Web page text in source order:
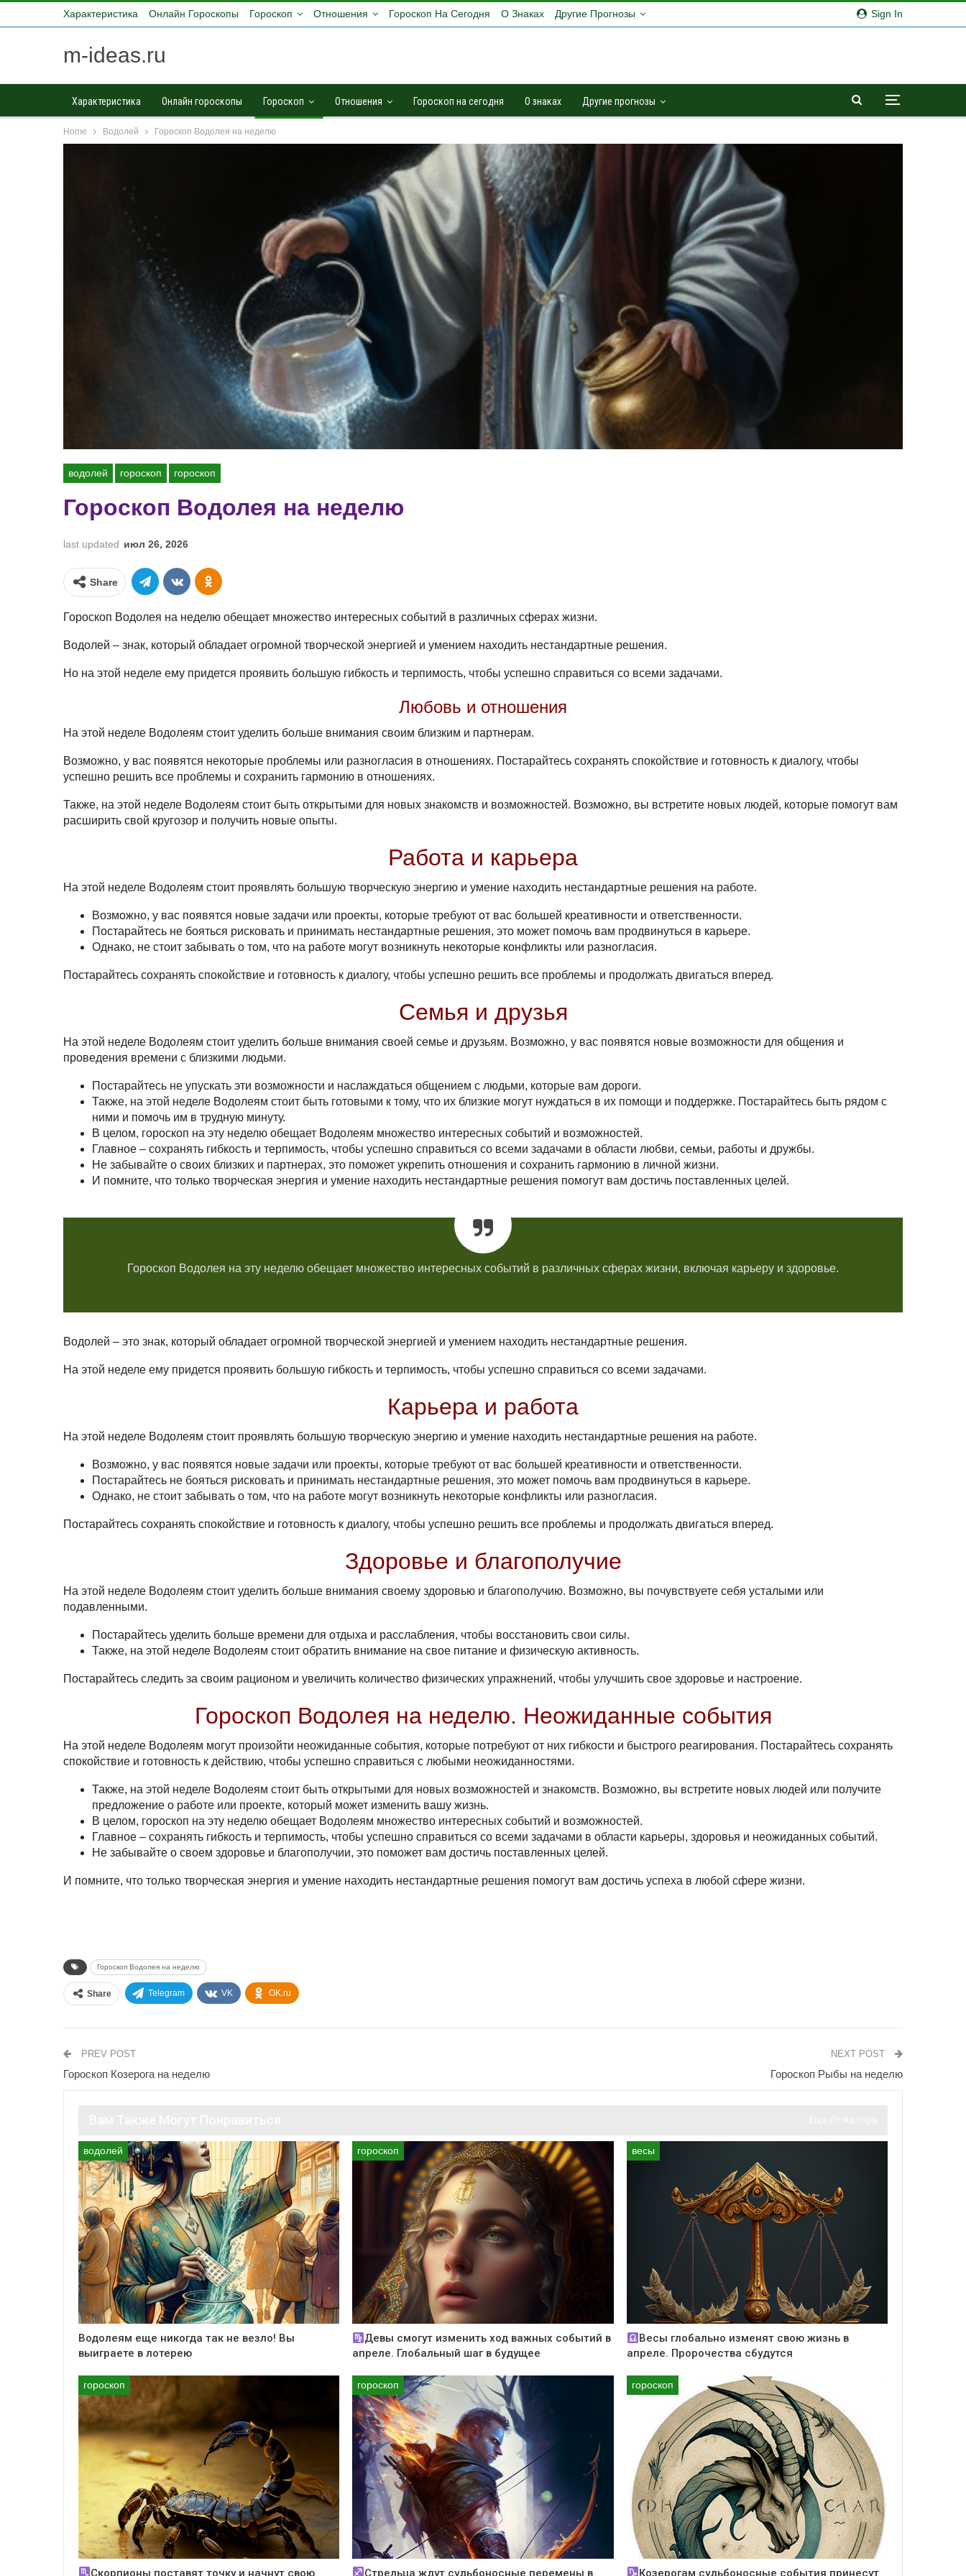
Sign In
Характеристика Онлайн Гороскопы Гороскоп Отношения Гороскоп На Сегодня О Знаках Другие Прогнозы
m-ideas.ru
Характеристика Онлайн гороскопы Гороскоп Отношения Гороскоп на сегодня О знаках Другие прогнозы
Home Водолей Гороскоп Водолея на неделю
водолей гороскоп гороскоп
Гороскоп Водолея на неделю
last updated июл 26, 2026
Share
Гороскоп Водолея на неделю обещает множество интересных событий в различных сферах жизни.
Водолей – знак, который обладает огромной творческой энергией и умением находить нестандартные решения.
Но на этой неделе ему придется проявить большую гибкость и терпимость, чтобы успешно справиться со всеми задачами.
Любовь и отношения
На этой неделе Водолеям стоит уделить больше внимания своим близким и партнерам.
Возможно, у вас появятся некоторые проблемы или разногласия в отношениях. Постарайтесь сохранять спокойствие и готовность к диалогу, чтобы
успешно решить все проблемы и сохранить гармонию в отношениях.
Также, на этой неделе Водолеям стоит быть открытыми для новых знакомств и возможностей. Возможно, вы встретите новых людей, которые помогут вам
расширить свой кругозор и получить новые опыты.
Работа и карьера
На этой неделе Водолеям стоит проявлять большую творческую энергию и умение находить нестандартные решения на работе.
Возможно, у вас появятся новые задачи или проекты, которые требуют от вас большей креативности и ответственности.
Постарайтесь не бояться рисковать и принимать нестандартные решения, это может помочь вам продвинуться в карьере.
Однако, не стоит забывать о том, что на работе могут возникнуть некоторые конфликты или разногласия.
Постарайтесь сохранять спокойствие и готовность к диалогу, чтобы успешно решить все проблемы и продолжать двигаться вперед.
Семья и друзья
На этой неделе Водолеям стоит уделить больше внимания своей семье и друзьям. Возможно, у вас появятся новые возможности для общения и
проведения времени с близкими людьми.
Постарайтесь не упускать эти возможности и наслаждаться общением с людьми, которые вам дороги.
Также, на этой неделе Водолеям стоит быть готовыми к тому, что их близкие могут нуждаться в их помощи и поддержке. Постарайтесь быть рядом с
ними и помочь им в трудную минуту.
В целом, гороскоп на эту неделю обещает Водолеям множество интересных событий и возможностей.
Главное – сохранять гибкость и терпимость, чтобы успешно справиться со всеми задачами в области любви, семьи, работы и дружбы.
Не забывайте о своих близких и партнерах, это поможет укрепить отношения и сохранить гармонию в личной жизни.
И помните, что только творческая энергия и умение находить нестандартные решения помогут вам достичь поставленных целей.
Гороскоп Водолея на эту неделю обещает множество интересных событий в различных сферах жизни, включая карьеру и здоровье.
Водолей – это знак, который обладает огромной творческой энергией и умением находить нестандартные решения.
На этой неделе ему придется проявить большую гибкость и терпимость, чтобы успешно справиться со всеми задачами.
Карьера и работа
На этой неделе Водолеям стоит проявлять большую творческую энергию и умение находить нестандартные решения на работе.
Возможно, у вас появятся новые задачи или проекты, которые требуют от вас большей креативности и ответственности.
Постарайтесь не бояться рисковать и принимать нестандартные решения, это может помочь вам продвинуться в карьере.
Однако, не стоит забывать о том, что на работе могут возникнуть некоторые конфликты или разногласия.
Постарайтесь сохранять спокойствие и готовность к диалогу, чтобы успешно решить все проблемы и продолжать двигаться вперед.
Здоровье и благополучие
На этой неделе Водолеям стоит уделить больше внимания своему здоровью и благополучию. Возможно, вы почувствуете себя усталыми или
подавленными.
Постарайтесь уделить больше времени для отдыха и расслабления, чтобы восстановить свои силы.
Также, на этой неделе Водолеям стоит обратить внимание на свое питание и физическую активность.
Постарайтесь следить за своим рационом и увеличить количество физических упражнений, чтобы улучшить свое здоровье и настроение.
Гороскоп Водолея на неделю. Неожиданные события
На этой неделе Водолеям могут произойти неожиданные события, которые потребуют от них гибкости и быстрого реагирования. Постарайтесь сохранять
спокойствие и готовность к действию, чтобы успешно справиться с любыми неожиданностями.
Также, на этой неделе Водолеям стоит быть открытыми для новых возможностей и знакомств. Возможно, вы встретите новых людей или получите
предложение о работе или проекте, который может изменить вашу жизнь.
В целом, гороскоп на эту неделю обещает Водолеям множество интересных событий и возможностей.
Главное – сохранять гибкость и терпимость, чтобы успешно справиться со всеми задачами в области карьеры, здоровья и неожиданных событий.
Не забывайте о своем здоровье и благополучии, это поможет вам достичь поставленных целей.
И помните, что только творческая энергия и умение находить нестандартные решения помогут вам достичь успеха в любой сфере жизни.
Гороскоп Водолея на неделю
Share Telegram VK OK.ru
PREV POST
Гороскоп Козерога на неделю
NEXT POST
Гороскоп Рыбы на неделю
водолей
Водолеям еще никогда так не везло! Вы
выиграете в лотерею
гороскоп
Девы смогут изменить ход важных событий в
апреле. Глобальный шаг в будущее
весы
Весы глобально изменят свою жизнь в
апреле. Пророчества сбудутся
гороскоп
Скорпионы поставят точку и начнут свою
гороскоп
Стрельца ждут судьбоносные перемены в
гороскоп
Козерогам судьбоносные события принесут